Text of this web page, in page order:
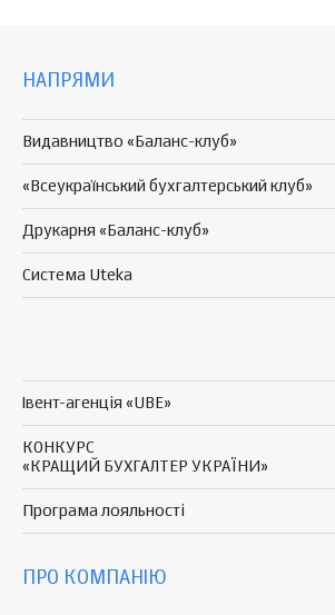
НАПРЯМИ
Видавництво «Баланс-клуб»
«Всеукраїнський бухгалтерський клуб»
Друкарня «Баланс-клуб»
Система Uteka
Івент-агенція «UBE»
КОНКУРС
«КРАЩИЙ БУХГАЛТЕР УКРАЇНИ»
Програма лояльності
ПРО КОМПАНІЮ